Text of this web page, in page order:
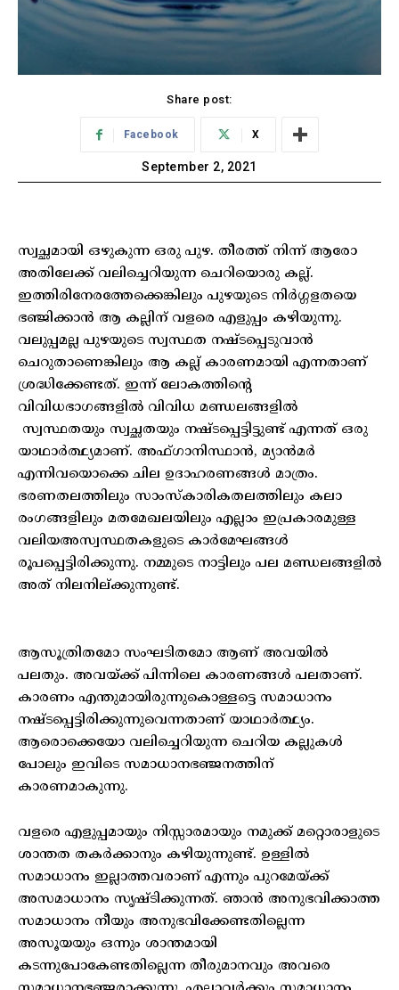
Share post:
Facebook X
September 2, 2021
സ്വച്ഛമായി ഒഴുകുന്ന ഒരു പുഴ. തീരത്ത് നിന്ന് ആരോ
അതിലേക്ക് വലിച്ചെറിയുന്ന ചെറിയൊരു കല്ല്.
ഇത്തിരിനേരത്തേക്കെങ്കിലും പുഴയുടെ നിർഗ്ഗളതയെ
ഭഞ്ജിക്കാൻ ആ കല്ലിന് വളരെ എളുപ്പം കഴിയുന്നു.
വലുപ്പമല്ല പുഴയുടെ സ്വസ്ഥത നഷ്ടപ്പെടുവാൻ
ചെറുതാണെങ്കിലും ആ കല്ല് കാരണമായി എന്നതാണ്
ശ്രദ്ധിക്കേണ്ടത്. ഇന്ന് ലോകത്തിന്റെ
വിവിധഭാഗങ്ങളിൽ വിവിധ മണ്ഡലങ്ങളിൽ
സ്വസ്ഥതയും സ്വച്ഛതയും നഷ്ടപ്പെട്ടിട്ടുണ്ട് എന്നത് ഒരു
യാഥാർത്ഥ്യമാണ്. അഫ്ഗാനിസ്ഥാൻ, മ്യാൻമർ
എന്നിവയൊക്കെ ചില ഉദാഹരണങ്ങൾ മാത്രം.
ഭരണതലത്തിലും സാംസ്‌കാരികതലത്തിലും കലാ
രംഗങ്ങളിലും മതമേഖലയിലും എല്ലാം ഇപ്രകാരമുള്ള
വലിയഅസ്വസ്ഥതകളുടെ കാർമേഘങ്ങൾ
രൂപപ്പെട്ടിരിക്കുന്നു. നമ്മുടെ നാട്ടിലും പല മണ്ഡലങ്ങളിൽ
അത് നിലനില്ക്കുന്നുണ്ട്.
ആസൂത്രിതമോ സംഘടിതമോ ആണ് അവയിൽ
പലതും. അവയ്ക്ക് പിന്നിലെ കാരണങ്ങൾ പലതാണ്.
കാരണം എന്തുമായിരുന്നുകൊള്ളട്ടെ സമാധാനം
നഷ്ടപ്പെട്ടിരിക്കുന്നുവെന്നതാണ് യാഥാർത്ഥ്യം.
ആരൊക്കെയോ വലിച്ചെറിയുന്ന ചെറിയ കല്ലുകൾ
പോലും ഇവിടെ സമാധാനഭഞ്ജനത്തിന്
കാരണമാകുന്നു.
വളരെ എളുപ്പമായും നിസ്സാരമായും നമുക്ക് മറ്റൊരാളുടെ
ശാന്തത തകർക്കാനും കഴിയുന്നുണ്ട്. ഉള്ളിൽ
സമാധാനം ഇല്ലാത്തവരാണ് എന്നും പുറമേയ്ക്ക്
അസമാധാനം സൃഷ്ടിക്കുന്നത്. ഞാൻ അനുഭവിക്കാത്ത
സമാധാനം നീയും അനുഭവിക്കേണ്ടതില്ലെന്ന
അസൂയയും ഒന്നും ശാന്തമായി
കടന്നുപോകേണ്ടതില്ലെന്ന തീരുമാനവും അവരെ